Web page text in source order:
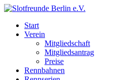
Start
Verein
Mitgliedschaft
Mitgliedsantrag
Preise
Rennbahnen